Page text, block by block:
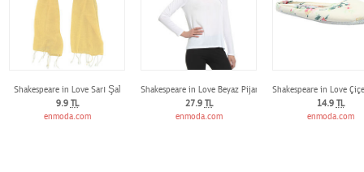
Shakespeare in Love Sarı Şal
9.9 TL
enmoda.com
Shakespeare in Love Beyaz Pijama Üstü
27.9 TL
enmoda.com
Shakespeare in Love
14.9 TL
enmoda.com